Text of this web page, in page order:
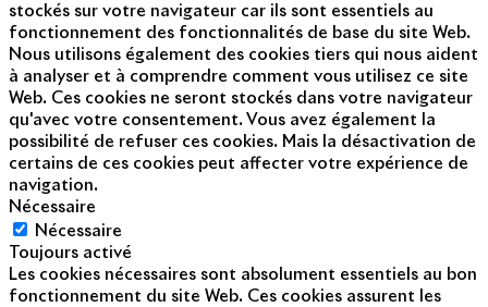
stockés sur votre navigateur car ils sont essentiels au
fonctionnement des fonctionnalités de base du site Web.
Nous utilisons également des cookies tiers qui nous aident
à analyser et à comprendre comment vous utilisez ce site
Web. Ces cookies ne seront stockés dans votre navigateur
qu'avec votre consentement. Vous avez également la
possibilité de refuser ces cookies. Mais la désactivation de
certains de ces cookies peut affecter votre expérience de
navigation.
Nécessaire
Nécessaire
Toujours activé
Les cookies nécessaires sont absolument essentiels au bon
fonctionnement du site Web. Ces cookies assurent les